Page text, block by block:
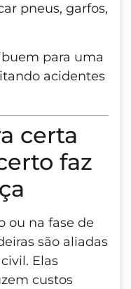
pneus, garfos,
para uma
acidentes
certa
faz
ou na fase de
são aliadas
Elas
custos